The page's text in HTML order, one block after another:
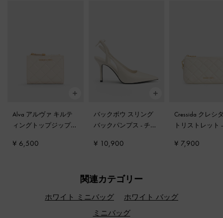
Alva アルヴァ キルテ
ィングトップジップ
クリーム
¥ 6,500
バックボウ スリング
バックパンプス - チョ
¥ 10,900
Cressida クレシ
トリストレット
¥ 7,900
関連カテゴリー
ホワイト ミニバッグ
ホワイト バッグ
ミニバッグ